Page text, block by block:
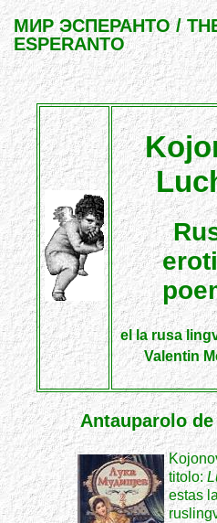
МИР ЭСПЕРАНТО /
ESPERANTO
el la rusa
Valentin
Antauparolo
titolo:
estas